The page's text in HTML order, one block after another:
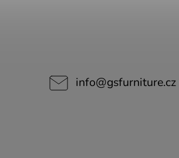
info@gsfurniture.cz